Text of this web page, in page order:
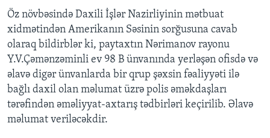
Öz növbəsində Daxili İşlər Nazirliyinin mətbuat
xidmətindən Amerikanın Səsinin sorğusuna cavab
olaraq bildirblər ki, paytaxtın Nərimanov rayonu
Y.V.Çəmənzəminli ev 98 B ünvanında yerləşən ofisdə və
əlavə digər ünvanlarda bir qrup şəxsin fəaliyyəti ilə
bağlı daxil olan məlumat üzrə polis əməkdaşları
tərəfindən əməliyyat-axtarış tədbirləri keçirilib. Əlavə
məlumat veriləcəkdir.